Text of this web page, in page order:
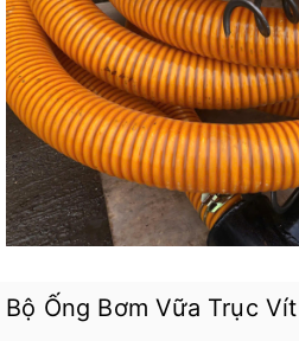
Bộ Ống Bơm Vữa Trục